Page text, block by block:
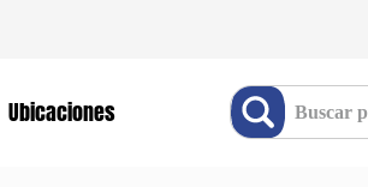
Ubicaciones
Buscar productos...